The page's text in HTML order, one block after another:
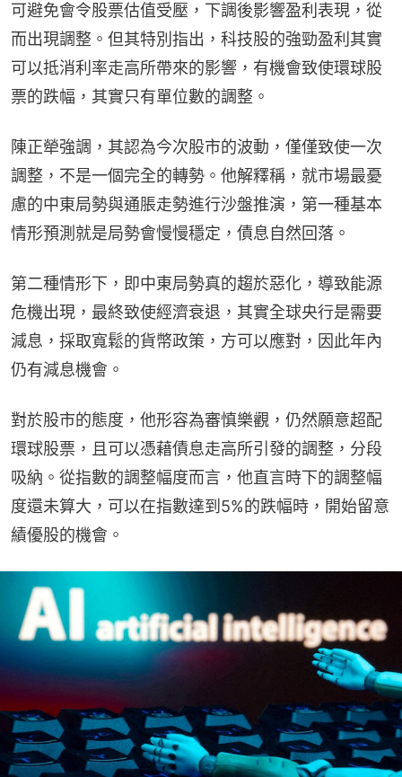
可避免會令股票估值受壓，下調後影響盈利表現，從
而出現調整。但其特別指出，科技股的強勁盈利其實
可以抵消利率走高所帶來的影響，有機會致使環球股
票的跌幅，其實只有單位數的調整。
陳正犖強調，其認為今次股市的波動，僅僅致使一次
調整，不是一個完全的轉勢。他解釋稱，就市場最憂
慮的中東局勢與通脹走勢進行沙盤推演，第一種基本
情形預測就是局勢會慢慢穩定，債息自然回落。
第二種情形下，即中東局勢真的趨於惡化，導致能源
危機出現，最終致使經濟衰退，其實全球央行是需要
減息，採取寬鬆的貨幣政策，方可以應對，因此年內
仍有減息機會。
對於股市的態度，他形容為審慎樂觀，仍然願意超配
環球股票，且可以憑藉債息走高所引發的調整，分段
吸納。從指數的調整幅度而言，他直言時下的調整幅
度還未算大，可以在指數達到5%的跌幅時，開始留意
績優股的機會。